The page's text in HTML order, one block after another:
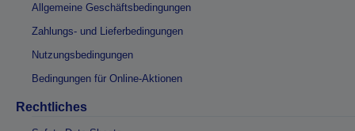
Allgemeine Geschäftsbedingungen
Zahlungs- und Lieferbedingungen
Nutzungsbedingungen
Bedingungen für Online-Aktionen
Rechtliches